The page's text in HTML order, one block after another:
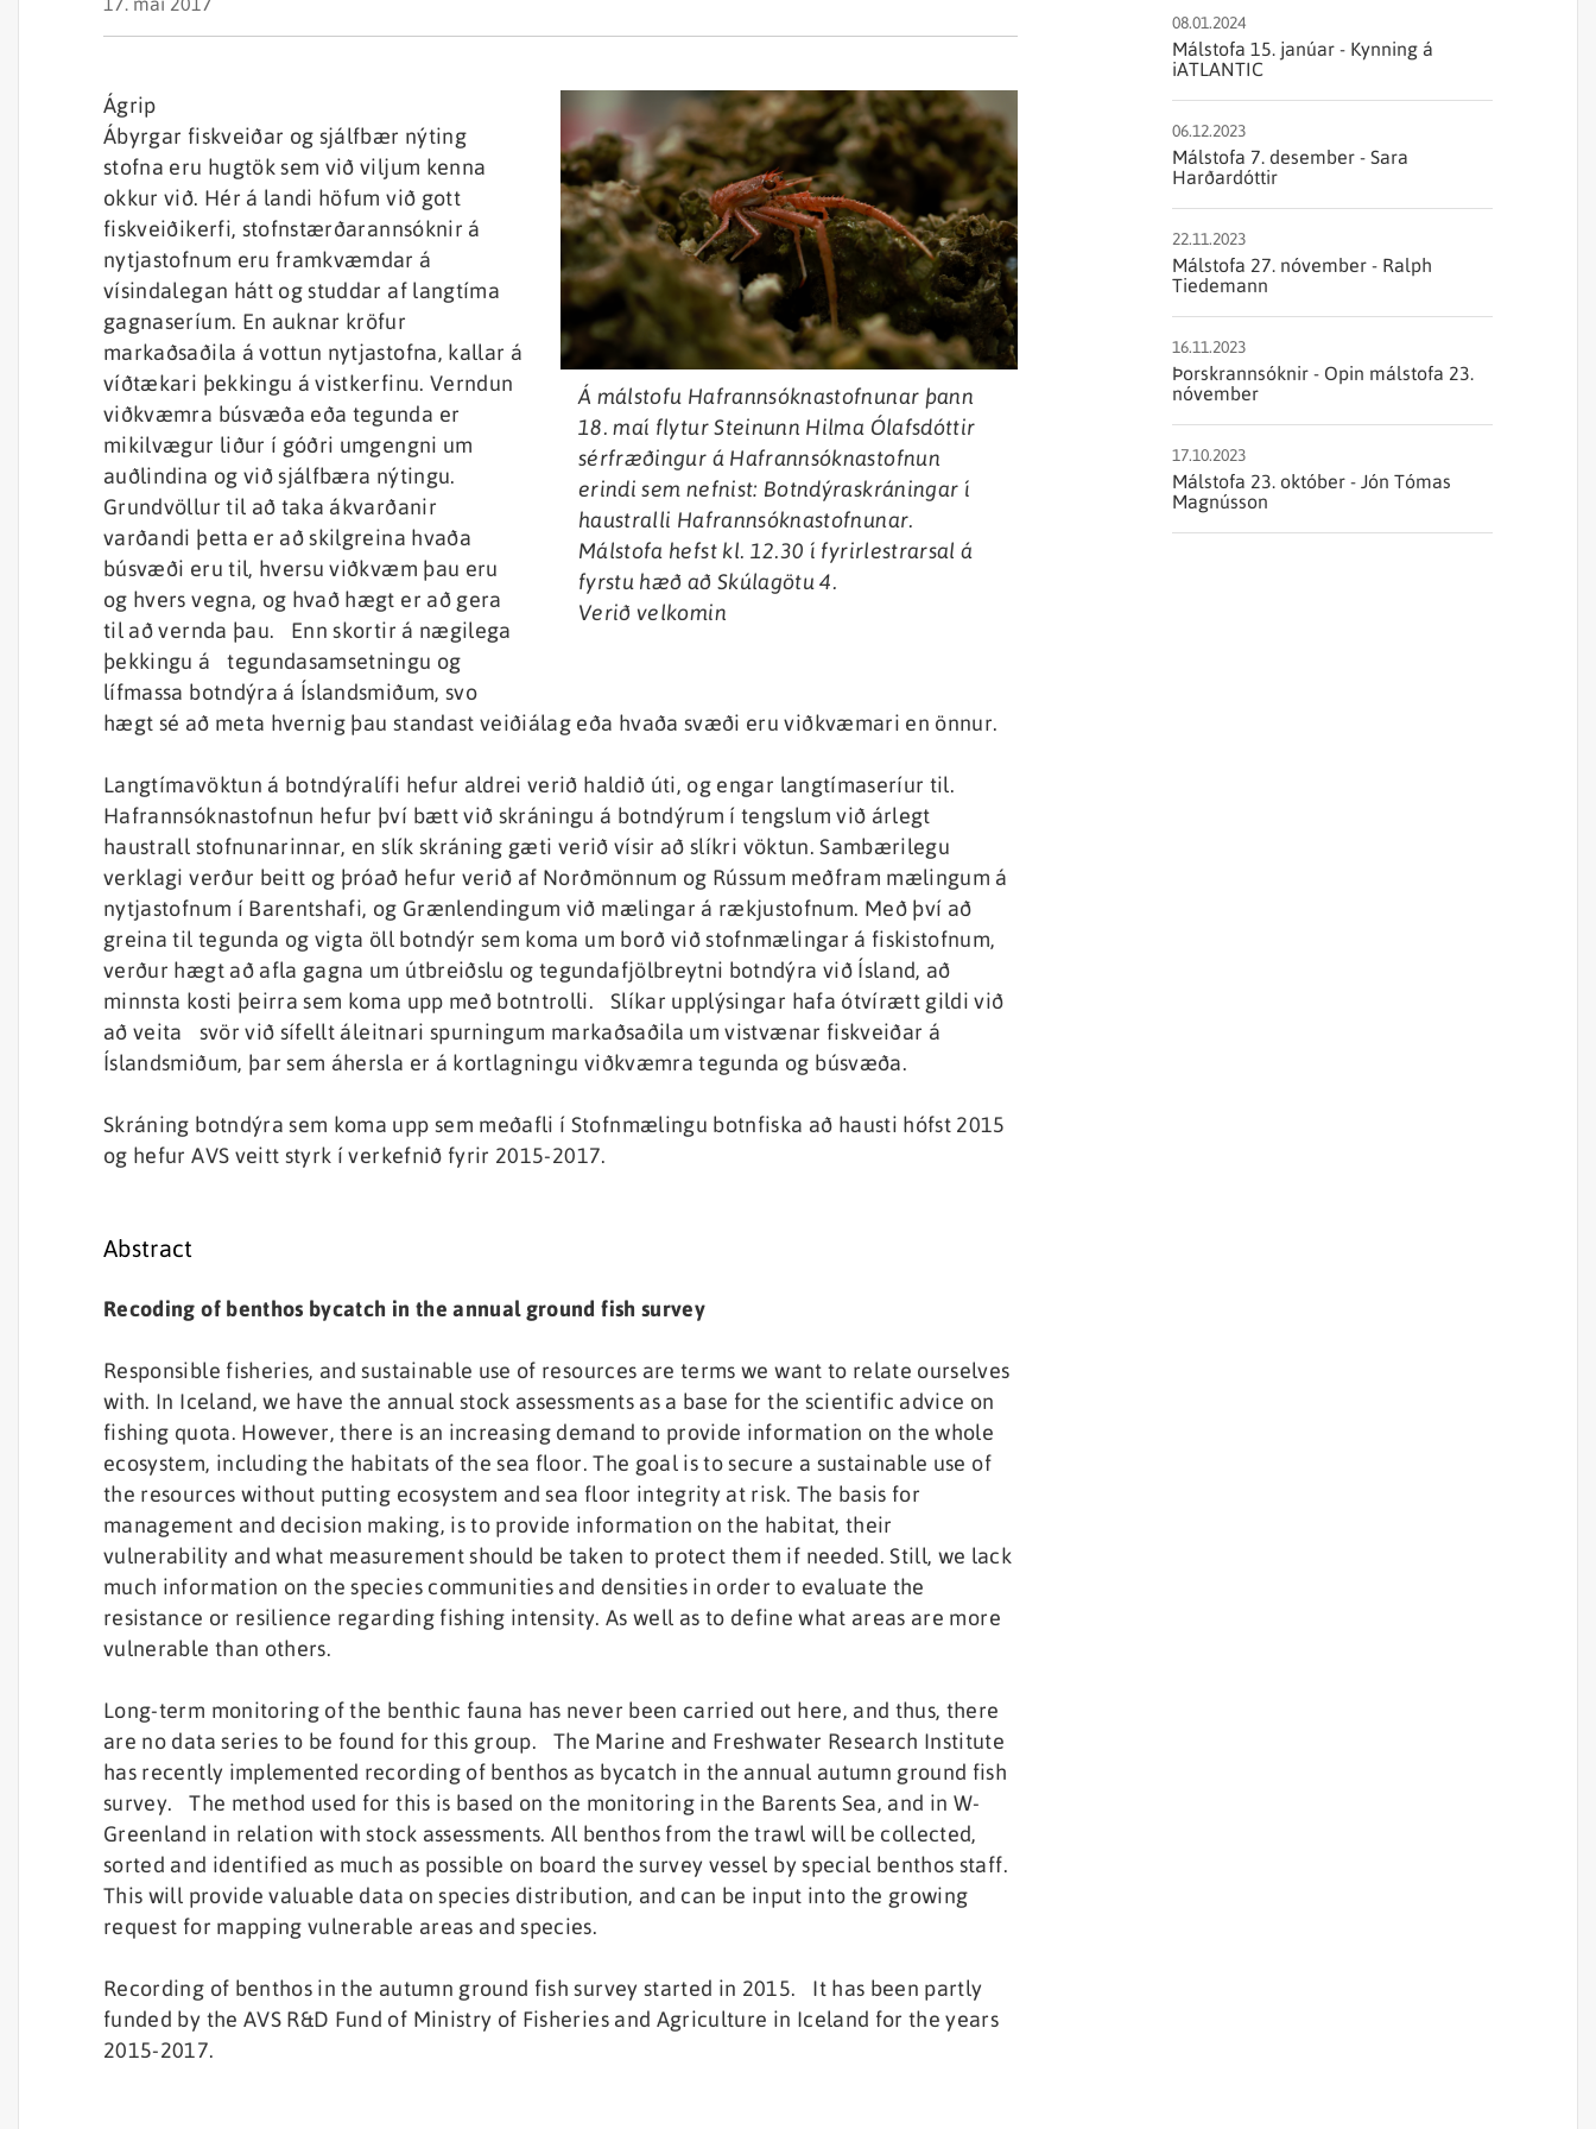
Á málstofu Hafrannsóknastofnunar þann
18. maí flytur Steinunn Hilma Ólafsdóttir
sérfræðingur á Hafrannsóknastofnun
erindi sem nefnist: Botndýraskráningar í
haustralli Hafrannsóknastofnunar.
Málstofa hefst kl. 12.30 í fyrirlestrarsal á
fyrstu hæð að Skúlagötu 4.
Verið velkomin
Ágrip
Ábyrgar fiskveiðar og sjálfbær nýting
stofna eru hugtök sem við viljum kenna
okkur við. Hér á landi höfum við gott
fiskveiðikerfi, stofnstærðarannsóknir á
nytjastofnum eru framkvæmdar á
vísindalegan hátt og studdar af langtíma
gagnaseríum. En auknar kröfur
markaðsaðila á vottun nytjastofna, kallar á
víðtækari þekkingu á vistkerfinu. Verndun
viðkvæmra búsvæða eða tegunda er
mikilvægur liður í góðri umgengni um
auðlindina og við sjálfbæra nýtingu.
Grundvöllur til að taka ákvarðanir
varðandi þetta er að skilgreina hvaða
búsvæði eru til, hversu viðkvæm þau eru
og hvers vegna, og hvað hægt er að gera
til að vernda þau. Enn skortir á nægilega
þekkingu á tegundasamsetningu og
lífmassa botndýra á Íslandsmiðum, svo
hægt sé að meta hvernig þau standast veiðiálag eða hvaða svæði eru viðkvæmari en önnur.
Langtímavöktun á botndýralífi hefur aldrei verið haldið úti, og engar langtímaseríur til.
Hafrannsóknastofnun hefur því bætt við skráningu á botndýrum í tengslum við árlegt
haustrall stofnunarinnar, en slík skráning gæti verið vísir að slíkri vöktun. Sambærilegu
verklagi verður beitt og þróað hefur verið af Norðmönnum og Rússum meðfram mælingum á
nytjastofnum í Barentshafi, og Grænlendingum við mælingar á rækjustofnum. Með því að
greina til tegunda og vigta öll botndýr sem koma um borð við stofnmælingar á fiskistofnum,
verður hægt að afla gagna um útbreiðslu og tegundafjölbreytni botndýra við Ísland, að
minnsta kosti þeirra sem koma upp með botntrolli. Slíkar upplýsingar hafa ótvírætt gildi við
að veita svör við sífellt áleitnari spurningum markaðsaðila um vistvænar fiskveiðar á
Íslandsmiðum, þar sem áhersla er á kortlagningu viðkvæmra tegunda og búsvæða.
Skráning botndýra sem koma upp sem meðafli í Stofnmælingu botnfiska að hausti hófst 2015
og hefur AVS veitt styrk í verkefnið fyrir 2015-2017.
Abstract
Recoding of benthos bycatch in the annual ground fish survey
Responsible fisheries, and sustainable use of resources are terms we want to relate ourselves
with. In Iceland, we have the annual stock assessments as a base for the scientific advice on
fishing quota. However, there is an increasing demand to provide information on the whole
ecosystem, including the habitats of the sea floor. The goal is to secure a sustainable use of
the resources without putting ecosystem and sea floor integrity at risk. The basis for
management and decision making, is to provide information on the habitat, their
vulnerability and what measurement should be taken to protect them if needed. Still, we lack
much information on the species communities and densities in order to evaluate the
resistance or resilience regarding fishing intensity. As well as to define what areas are more
vulnerable than others.
Long-term monitoring of the benthic fauna has never been carried out here, and thus, there
are no data series to be found for this group. The Marine and Freshwater Research Institute
has recently implemented recording of benthos as bycatch in the annual autumn ground fish
survey. The method used for this is based on the monitoring in the Barents Sea, and in W-
Greenland in relation with stock assessments. All benthos from the trawl will be collected,
sorted and identified as much as possible on board the survey vessel by special benthos staff.
This will provide valuable data on species distribution, and can be input into the growing
request for mapping vulnerable areas and species.
Recording of benthos in the autumn ground fish survey started in 2015. It has been partly
funded by the AVS R&D Fund of Ministry of Fisheries and Agriculture in Iceland for the years
2015-2017.
08.01.2024
Málstofa 15. janúar - Kynning á
iATLANTIC
06.12.2023
Málstofa 7. desember - Sara
Harðardóttir
22.11.2023
Málstofa 27. nóvember - Ralph
Tiedemann
16.11.2023
Þorskrannsóknir - Opin málstofa 23.
nóvember
17.10.2023
Málstofa 23. október - Jón Tómas
Magnússon